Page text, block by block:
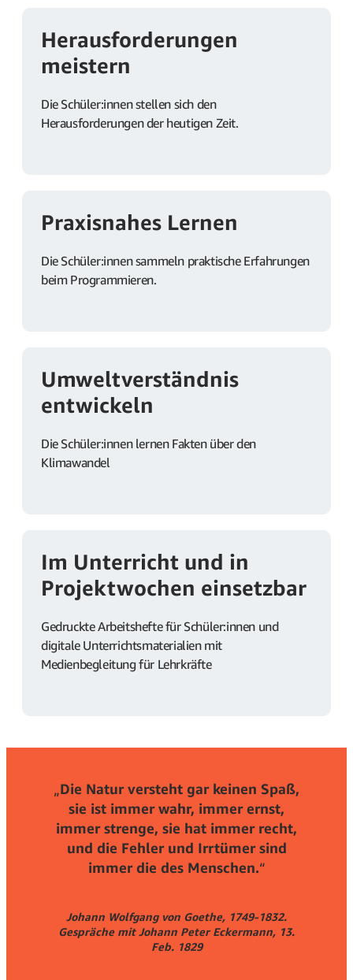
Herausforderungen
meistern
Die Schüler:innen stellen sich den
Herausforderungen der heutigen Zeit.
Praxisnahes Lernen
Die Schüler:innen sammeln praktische Erfahrungen
beim Programmieren.
Umweltverständnis
entwickeln
Die Schüler:innen lernen Fakten über den
Klimawandel
Im Unterricht und in
Projektwochen einsetzbar
Gedruckte Arbeitshefte für Schüler:innen und
digitale Unterrichtsmaterialien mit
Medienbegleitung für Lehrkräfte
„Die Natur versteht gar keinen Spaß,
sie ist immer wahr, immer ernst,
immer strenge, sie hat immer recht,
und die Fehler und Irrtümer sind
immer die des Menschen.“
Johann Wolfgang von Goethe, 1749-1832.
Gespräche mit Johann Peter Eckermann, 13.
Feb. 1829